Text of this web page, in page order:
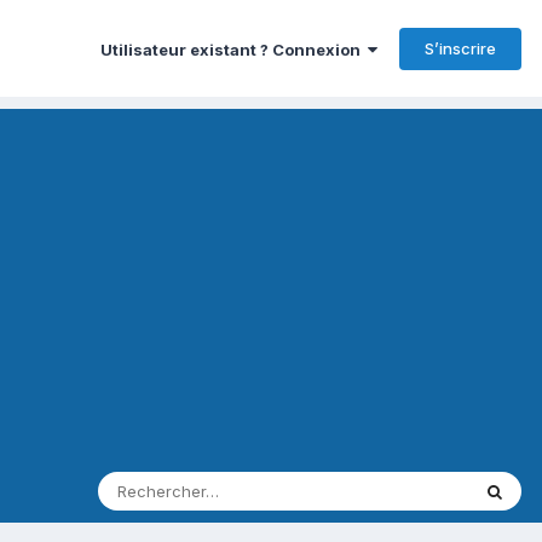
Utilisateur existant ? Connexion S’inscrire